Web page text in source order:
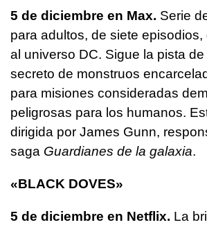
5 de diciembre en Max. Serie
para adultos, de siete
al universo DC. Sigue la pista
secreto de monstruos
para misiones consideradas
peligrosas para los humanos.
dirigida por James Gunn,
saga Guardianes de la galaxia.
«BLACK DOVES»
5 de diciembre en Netflix. La